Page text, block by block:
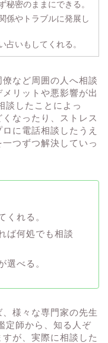
秘密のままにできる。
係やトラブルに発展し
占いもしてくれる。
僚など周囲の人へ相談
リットや悪影響が出
談したことによっ
なったり、ストレス
に電話相談したうえ
つずつ解決していっ
くれる。
ば何処でも相談
選べる。
様々な専門家の先生
定師から、知る人ぞ
が、実際に相談した